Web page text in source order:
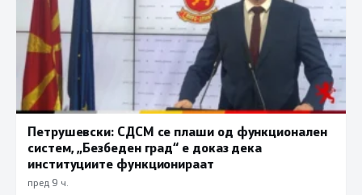
Петрушевски: СДСМ се плаши од функционален
систем, „Безбеден град“ е доказ дека
институциите функционираат
пред 9 ч.